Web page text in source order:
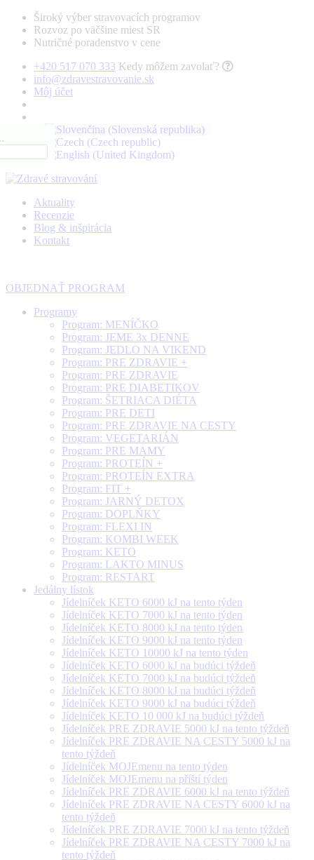
Široký výber stravovacích programov
Rozvoz po väčšine miest SR
Nutričné poradenstvo v cene
+420 517 070 333 Kedy môžem zavolať?
info@zdravestravovanie.sk
Môj účet
Aktuality
Recenzie
Blog & inšpirácia
Kontakt
OBJEDNAŤ PROGRAM
Programy
Program: MENÍČKO
Program: JEME 3x DENNE
Program: JEDLO NA VIKEND
Program: PRE ZDRAVIE +
Program: PRE ZDRAVIE
Program: PRE DIABETIKOV
Program: ŠETRIACA DIÉTA
Program: PRE DETI
Program: PRE ZDRAVIE NA CESTY
Program: VEGETARIÁN
Program: PRE MAMY
Program: PROTEÍN +
Program: PROTEÍN EXTRA
Program: FIT +
Program: JARNÝ DETOX
Program: DOPLŇKY
Program: FLEXI IN
Program: KOMBI WEEK
Program: KETO
Program: LAKTO MINUS
Program: RESTART
Jedálny lístok
Jídelníček KETO 6000 kJ na tento týden
Jídelníček KETO 7000 kJ na tento týden
Jídelníček KETO 8000 kJ na tento týden
Jídelníček KETO 9000 kJ na tento týden
Jídelníček KETO 10000 kJ na tento týden
Jídelníček KETO 6000 kJ na budúci týždeň
Jídelníček KETO 7000 kJ na budúci týždeň
Jídelníček KETO 8000 kJ na budúci týždeň
Jídelníček KETO 9000 kJ na budúci týždeň
Jídelníček KETO 10 000 kJ na budúci týždeň
Jídelníček PRE ZDRAVIE 5000 kJ na tento týždeň
Jídelníček PRE ZDRAVIE NA CESTY 5000 kJ na
tento týždeň
Jídelníček MOJEmenu na tento týden
Jídelníček MOJEmenu na příští týden
Jídelníček PRE ZDRAVIE 6000 kJ na tento týždeň
Jídelníček PRE ZDRAVIE NA CESTY 6000 kJ na
tento týždeň
Jídelníček PRE ZDRAVIE 7000 kJ na tento týždeň
Jídelníček PRE ZDRAVIE NA CESTY 7000 kJ na
tento týždeň